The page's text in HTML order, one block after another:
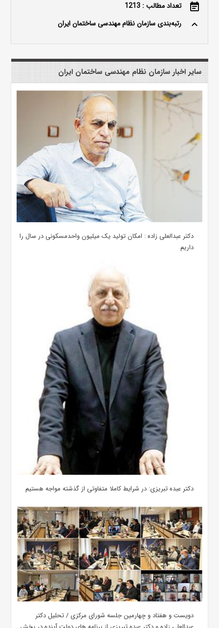
event_note تعداد مطالب : 1213
keyboard_arrow_up رتبه‌بندی سازمان نظام مهندسی ساختمان ایران
سایر اخبار سازمان نظام مهندسی ساختمان ایران
دکتر عبدالعلی زاده : امکان تولید یک میلیون واحدمسکونی در سال را
داریم
دکتر عبده تبریزی: در شرایط کاملا متفاوتی از گذشته مواجه هستیم
دویست و هفتاد و چهارمین جلسه شورای مرکزی / تحلیل دکتر